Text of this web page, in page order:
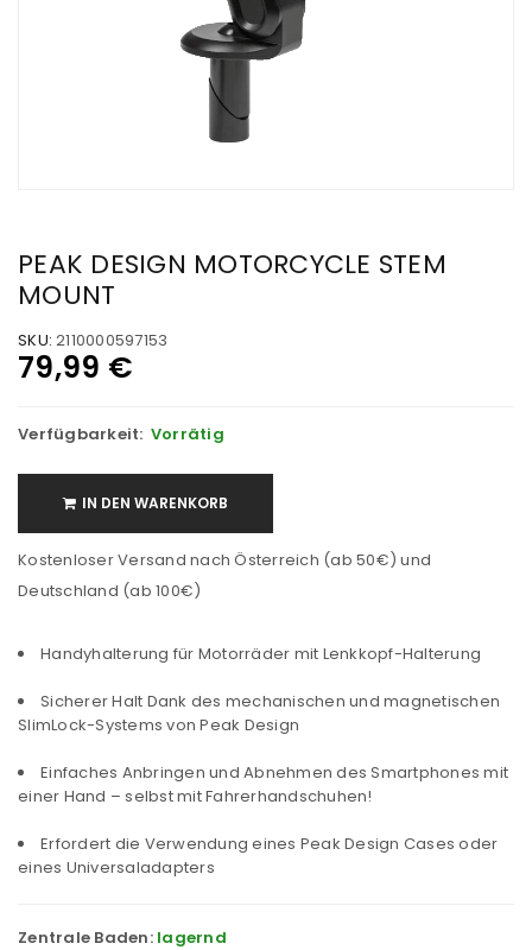
PEAK DESIGN MOTORCYCLE STEM
MOUNT
SKU: 2110000597153
79,99 €
Verfügbarkeit: Vorrätig
IN DEN WARENKORB
Kostenloser Versand nach Österreich (ab 50€) und
Deutschland (ab 100€)
Handyhalterung für Motorräder mit Lenkkopf-Halterung
Sicherer Halt Dank des mechanischen und magnetischen
SlimLock-Systems von Peak Design
Einfaches Anbringen und Abnehmen des Smartphones mit
einer Hand – selbst mit Fahrerhandschuhen!
Erfordert die Verwendung eines Peak Design Cases oder
eines Universaladapters
Zentrale Baden: lagernd